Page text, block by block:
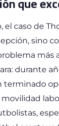
el caso de
sino
más
durante
terminado
movilidad